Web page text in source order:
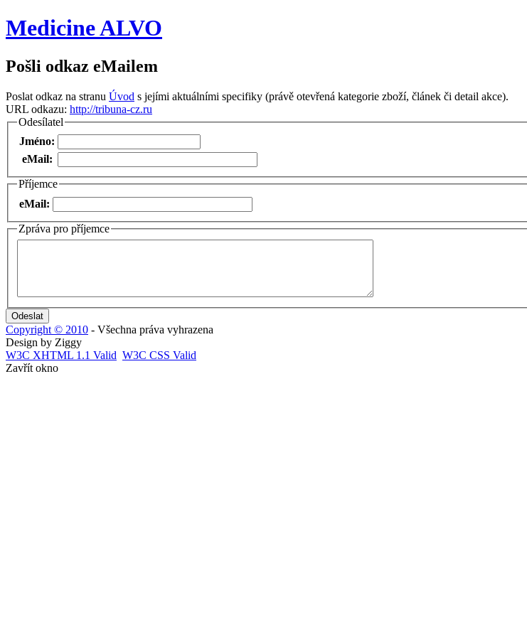
Medicine ALVO
Pošli odkaz eMailem
Poslat odkaz na stranu Úvod s jejími aktuálními specifiky (právě otevřená kategorie zboží, článek či detail akce).
URL odkazu: http://tribuna-cz.ru
Odesílatel
Jméno:
eMail:
Příjemce
eMail:
Zpráva pro příjemce
Copyright © 2010 - Všechna práva vyhrazena
Design by Ziggy
W3C XHTML 1.1 Valid W3C CSS Valid
Zavřít okno